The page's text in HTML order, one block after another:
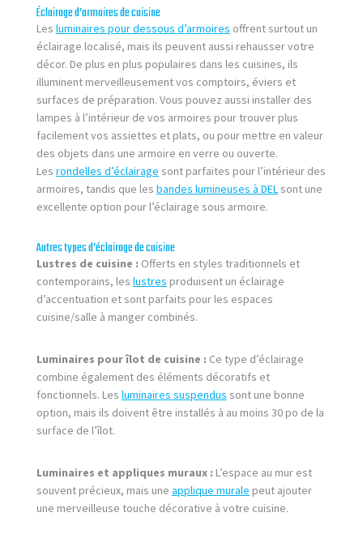
Éclairage d’armoires de cuisine
Les luminaires pour dessous d’armoires offrent surtout un
éclairage localisé, mais ils peuvent aussi rehausser votre
décor. De plus en plus populaires dans les cuisines, ils
illuminent merveilleusement vos comptoirs, éviers et
surfaces de préparation. Vous pouvez aussi installer des
lampes à l’intérieur de vos armoires pour trouver plus
facilement vos assiettes et plats, ou pour mettre en valeur
des objets dans une armoire en verre ou ouverte.
Les rondelles d’éclairage sont parfaites pour l’intérieur des
armoires, tandis que les bandes lumineuses à DELsont une
excellente option pour l’éclairage sous armoire.
Autres types d’éclairage de cuisine
Lustres de cuisine : Offerts en styles traditionnels et
contemporains, les lustres produisent un éclairage
d’accentuation et sont parfaits pour les espaces
cuisine/salle à manger combinés.
Luminaires pour îlot de cuisine : Ce type d’éclairage
combine également des éléments décoratifs et
fonctionnels. Les luminaires suspendus sont une bonne
option, mais ils doivent être installés à au moins 30 po de la
surface de l’îlot.
Luminaires et appliques muraux : L’espace au mur est
souvent précieux, mais une applique murale peut ajouter
une merveilleuse touche décorative à votre cuisine.